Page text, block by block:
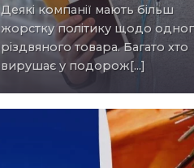
Деякі компанії мають більш
жорстку політику щодо
різдвяного товара. Багато хто
вирушає у подорож[...]